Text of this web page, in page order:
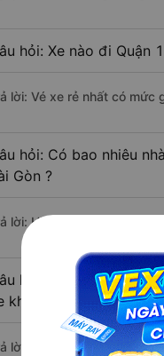
hỏi: Xe nào đi Quận
lời: Vé xe rẻ nhất có mức
hỏi: Có bao nhiêu
Gòn ?
lời: Hiện tại có 4 nhà xe
hỏi: Từ Cư Jút - Đắk
khách?
lời: Thời gian di chuyển